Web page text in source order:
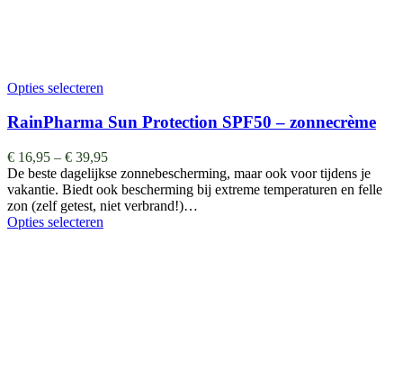
Opties selecteren
RainPharma Sun Protection SPF50 – zonnecrème
€ 16,95 – € 39,95
De beste dagelijkse zonnebescherming, maar ook voor tijdens je
vakantie. Biedt ook bescherming bij extreme temperaturen en felle
zon (zelf getest, niet verbrand!)…
Opties selecteren